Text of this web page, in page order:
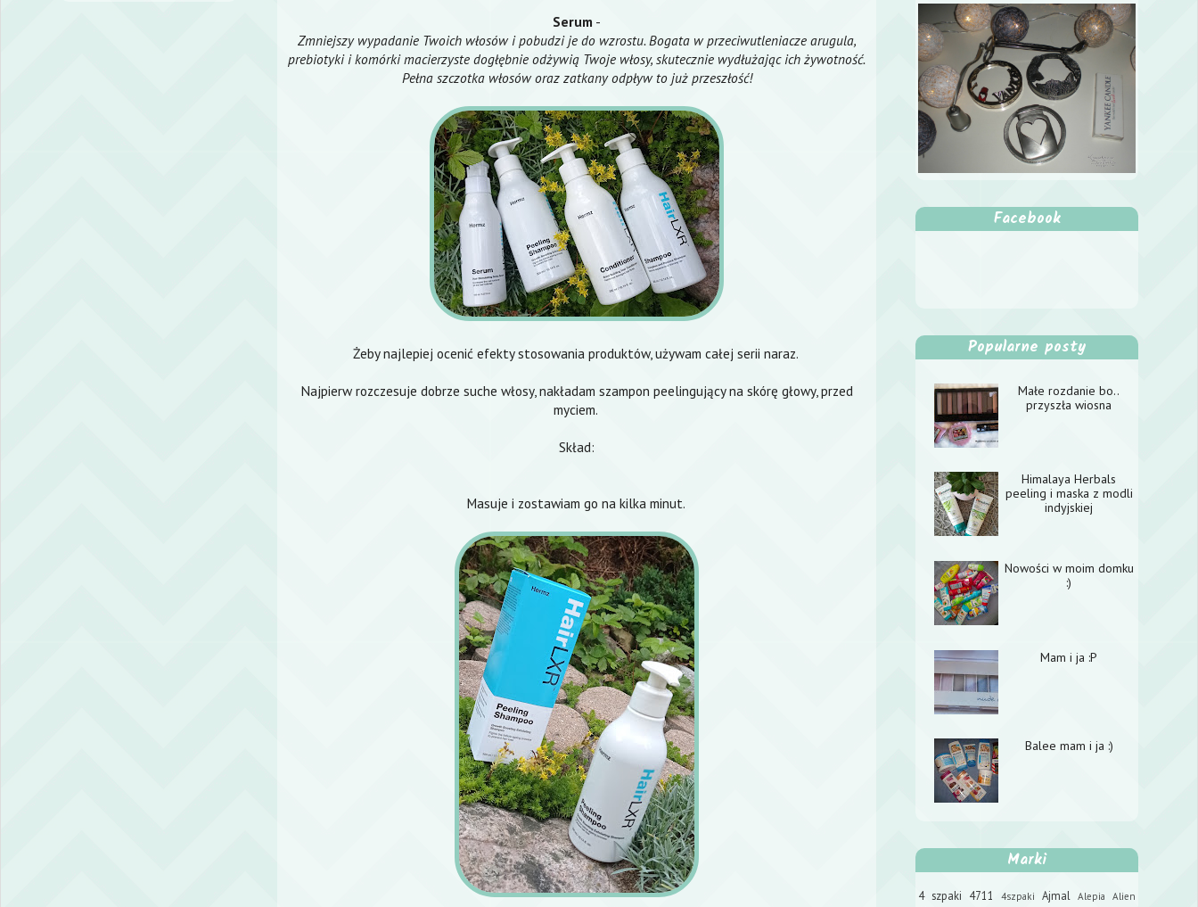
Serum -
Zmniejszy wypadanie Twoich włosów i pobudzi je do wzrostu. Bogata w przeciwutleniacze arugula,
prebiotyki i komórki macierzyste dogłębnie odżywią Twoje włosy, skutecznie wydłużając ich żywotność.
Pełna szczotka włosów oraz zatkany odpływ to już przeszłość!
Żeby najlepiej ocenić efekty stosowania produktów, używam całej serii naraz.
Najpierw rozczesuje dobrze suche włosy, nakładam szampon peelingujący na skórę głowy, przed
myciem.
Skład:
Masuje i zostawiam go na kilka minut.
Facebook
Popularne posty
Małe rozdanie bo..
przyszła wiosna
Himalaya Herbals
peeling i maska z modli
indyjskiej
Nowości w moim domku
:)
Mam i ja :P
Balee mam i ja :)
Marki
4 szpaki 4711 4szpaki Ajmal Alepia Alien